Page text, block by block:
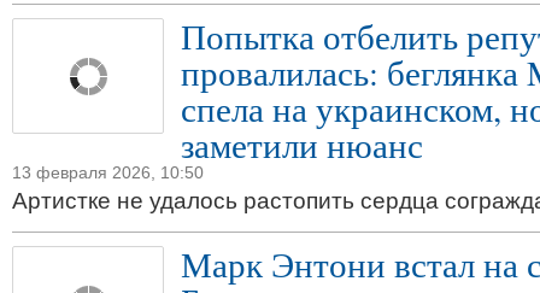
Попытка отбелить
провалилась:
спела на украинском,
заметили нюанс
13 февраля 2026, 10:50
Артистке не удалось растопить сердца
Марк Энтони встал на